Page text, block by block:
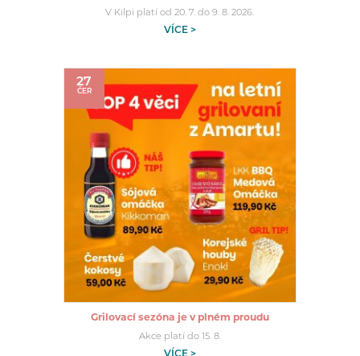
V Kilpi platí od 20. 7. do 9. 8. 2026.
VÍCE >
27
ČER
Grilovací sezóna je v plném proudu
Akce platí do 15. 8.